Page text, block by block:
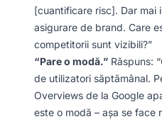
[cuantificare risc]. Dar mai
asigurare de brand. Care
competitorii sunt vizibili?”
“Pare o modă.” Răspuns:
de utilizatori săptămânal.
Overviews de la Google
este o modă – așa se face